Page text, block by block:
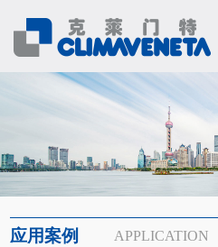
应用案例 APPLICATION